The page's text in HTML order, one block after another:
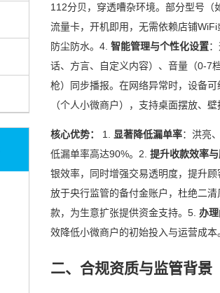
112分贝，穿透嘈杂环境。部分型号（
流量卡，开机即用，无需依赖店铺
防尘防水。4. 智能管理与个性化设置
话、方言、自定义内容）、音量（0-7
枪）同步播报。在网络异常时，设备
（个人小微商户），支持桌面摆放、
核心优势： 1. 显著降低漏单率：洪亮
低漏单率高达90%。2. 提升收款效率
银效率，同时增强交易透明度，提升顾
放于央行监管的备付金账户，杜绝二清
款，为生意扩张提供资金支持。5. 办
效降低小微商户的初始投入与运营成本
二、合规资质与监管背景